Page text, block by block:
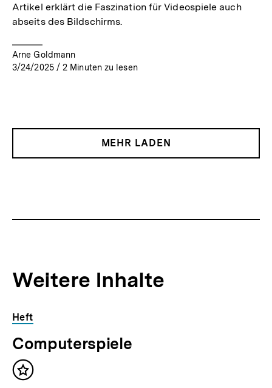
Artikel erklärt die Faszination für Videospiele auch
abseits des Bildschirms.
Arne Goldmann
3/24/2025 / 2 Minuten zu lesen
MEHR LADEN
Weitere Inhalte
Inhaltskarousell
für
weitere
Inhalte
Inhaltskarussell
überspringen
Heft
Computerspiele
Inhalt